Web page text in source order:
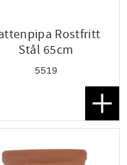
Rostfritt
Stål 65cm
5519